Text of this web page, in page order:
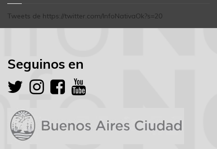
Tweets de https://twitter.com/InfoNativaOk?s=20
Seguinos en